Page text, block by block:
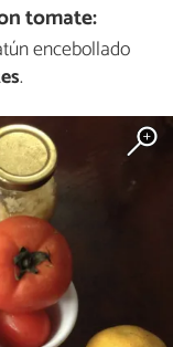
tomate:
encebollado
.